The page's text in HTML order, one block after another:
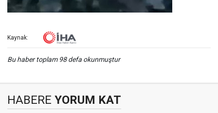
Kaynak:
Bu haber toplam 98 defa okunmuştur
HABERE YORUM KAT